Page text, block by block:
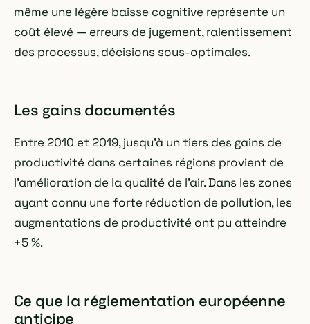
même une légère baisse cognitive représente un
coût élevé — erreurs de jugement, ralentissement
des processus, décisions sous-optimales.
Les gains documentés
Entre 2010 et 2019, jusqu'à un tiers des gains de
productivité dans certaines régions provient de
l'amélioration de la qualité de l'air. Dans les zones
ayant connu une forte réduction de pollution, les
augmentations de productivité ont pu atteindre
+5 %.
Ce que la réglementation européenne
anticipe